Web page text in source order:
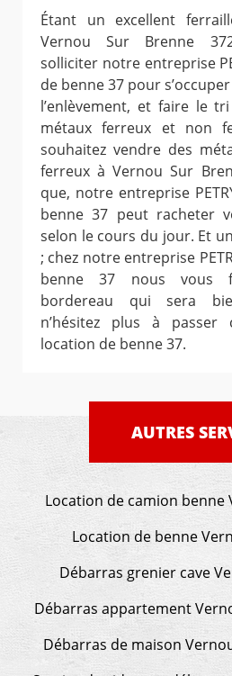
Étant un excellent
Vernou Sur Brenne
solliciter notre entreprise
de benne 37 pour
l’enlèvement, et faire le
métaux ferreux et non
souhaitez vendre des
ferreux à Vernou Sur
que, notre entreprise
benne 37 peut racheter
selon le cours du jour. Et
; chez notre entreprise
benne 37 nous vous
bordereau qui sera
n’hésitez plus à passer
location de benne 37.
AUTRES
Location de camion benne
Location de benne
Débarras grenier cave
Débarras appartement
Débarras de maison